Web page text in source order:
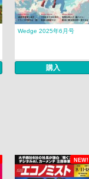
Wedge 2025年6月号
購入
NEW!